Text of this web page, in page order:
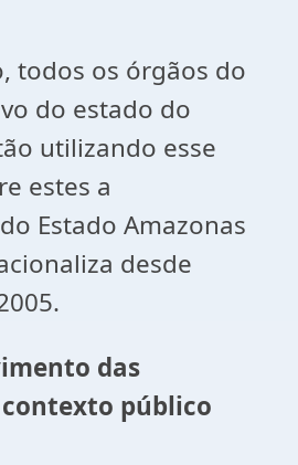
todos os órgãos do
do estado do
utilizando esse
estes a
Estado Amazonas
desde
das
público